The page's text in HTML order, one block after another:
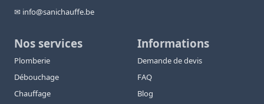
✉ info@sanichauffe.be
Nos services
Plomberie
Débouchage
Chauffage
Informations
Demande de devis
FAQ
Blog